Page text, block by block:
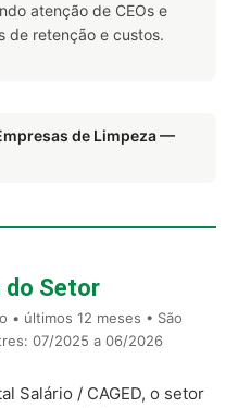
atenção de CEOs e
de retenção e custos.
de Limpeza —
do Setor
• últimos 12 meses • São
07/2025 a 06/2026
Salário / CAGED, o setor